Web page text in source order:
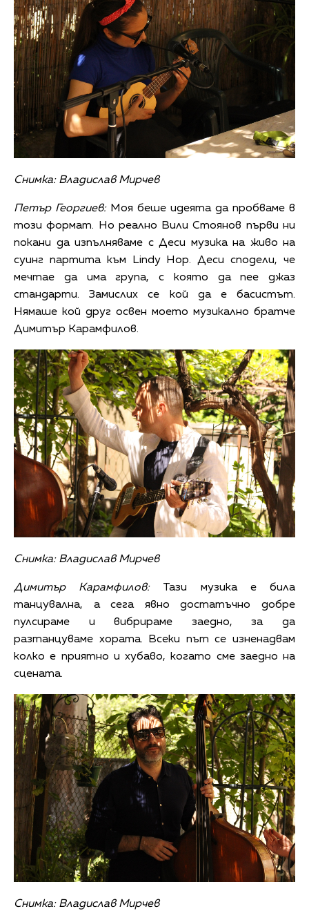
Снимка: Владислав Мирчев
Петър Георгиев:Моя беше идеята да пробваме в
този формат. Но реално Вили Стоянов първи ни
покани да изпълняваме с Деси музика на живо на
суинг партита към Lindy Hop. Деси сподели, че
мечтае да има група, с която да пее джаз
стандарти. Замислих се кой да е басистът.
Нямаше кой друг освен моето музикално братче
Димитър Карамфилов.
Снимка: Владислав Мирчев
Димитър Карамфилов:Тази музика е била
танцувална, а сега явно достатъчно добре
пулсираме и вибрираме заедно, за да
разтанцуваме хората. Всеки път се изненадвам
колко е приятно и хубаво, когато сме заедно на
сцената.
Снимка: Владислав Мирчев